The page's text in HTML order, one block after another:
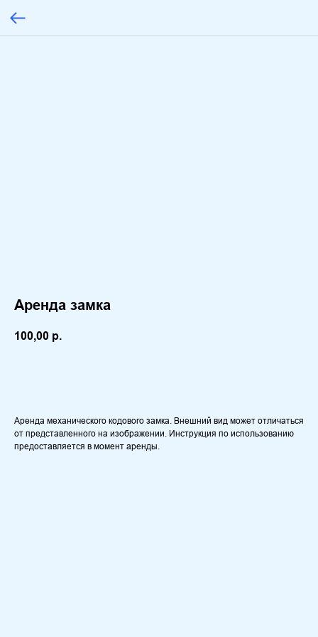
Аренда замка
100,00 р.
Аренда механического кодового замка. Внешний вид может отличаться
от представленного на изображении. Инструкция по использованию
предоставляется в момент аренды.